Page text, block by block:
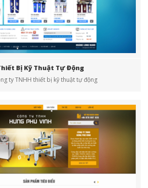
Bị Kỹ Thuật Tự Động
ty TNHH thiết bị kỹ thuật tự động